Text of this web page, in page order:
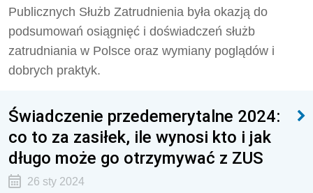
Publicznych Służb Zatrudnienia była okazją do
podsumowań osiągnięć i doświadczeń służb
zatrudniania w Polsce oraz wymiany poglądów i
dobrych praktyk.
Świadczenie przedemerytalne 2024:
co to za zasiłek, ile wynosi kto i jak
długo może go otrzymywać z ZUS
26 sty 2024